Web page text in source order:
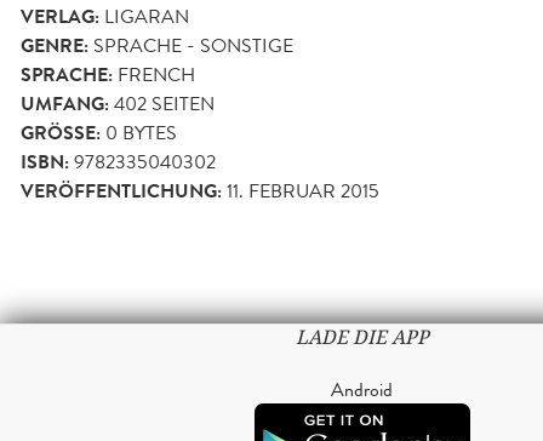
VERLAG: LIGARAN
GENRE: SPRACHE - SONSTIGE
SPRACHE: FRENCH
UMFANG:402 SEITEN
GRÖSSE: 0 BYTES
ISBN:9782335040302
VERÖFFENTLICHUNG:11. FEBRUAR 2015
LADE DIE APP
Android